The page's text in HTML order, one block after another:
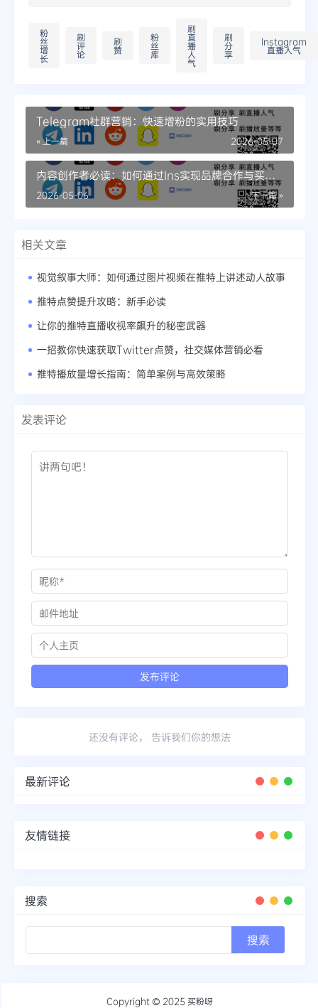
粉
丝
增
长
刷
评
论
刷
赞
粉
丝
库
刷
直
播
人
气
刷
分
享
Instagram
直播人气
Telegram社群营销：快速增粉的实用技巧
« 上一篇 2026-05-07
内容创作者必读：如何通过Ins实现品牌合作与买分
享的双赢
下一篇 »
2026-05-06
相关文章
视觉叙事大师：如何通过图片视频在推特上讲述动人故事
推特点赞提升攻略：新手必读
让你的推特直播收视率飙升的秘密武器
一招教你快速获取Twitter点赞，社交媒体营销必看
推特播放量增长指南：简单案例与高效策略
发表评论
还没有评论， 告诉我们你的想法
最新评论
友情链接
搜索
Copyright © 2025 买粉呀